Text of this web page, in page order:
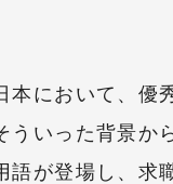
本において、優
ういった背景か
語が登場し、求